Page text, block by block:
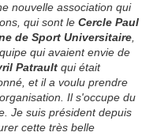
nouvelle association qui
qui sont le Cercle Paul
de Sport Universitaire
qui avaient envie de
Patrault qui était
et il a voulu prendre
Il s'occupe du
Je suis président depuis
cette très belle